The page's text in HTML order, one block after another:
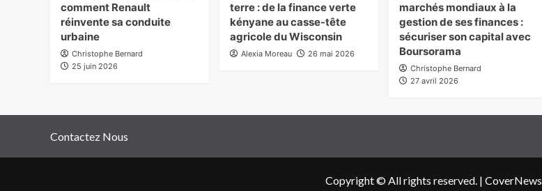
comment Renault
réinvente sa conduite
urbaine
Christophe Bernard
25 juin 2026
terre : de la finance verte
kényane au casse-tête
agricole du Wisconsin
Alexia Moreau 26 mai 2026
marchés mondiaux à la
gestion de ses finances :
sécuriser son capital avec
Boursorama
Christophe Bernard
27 avril 2026
Contactez Nous
Copyright © All rights reserved. | CoverNews